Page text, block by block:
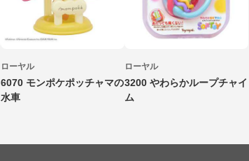
ローヤル
6070 モンポケポッチャマの
水車
ローヤル
3200 やわらかループチャイ
ム